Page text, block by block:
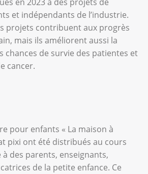
et indépendants de l’industrie.
projets contribuent aux progrès
mais ils améliorent aussi la
chances de survie des patientes et
cancer.
pour enfants « La maison à
pixi ont été distribués au cours
à des parents, enseignants,
de la petite enfance. Ce